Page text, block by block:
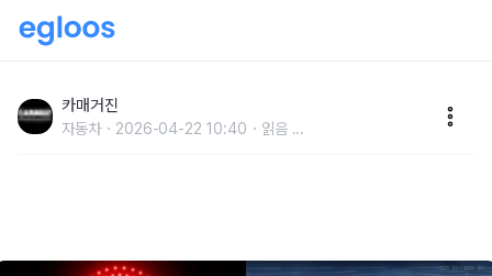
카매거진
자동차 2026-04-22 10:40 읽음 ...